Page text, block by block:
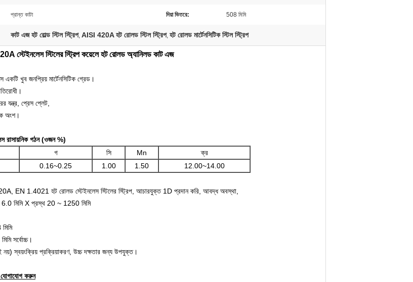
প্রান্ত কাটা দিয়া ভিতরে: 508 মিমি
কাট এজ হট রোল্ড স্টিল স্ট্রিপ, AISI 420A হট রোলড স্টিল স্ট্রিপ, হট রোলড মার্টেনসিটিক স্টিল স্ট্রিপ
স্টেইনলেস স্টিলের স্ট্রিপ কয়েলে হট রোলড অ্যানিলড কাট এজ
খুব জনপ্রিয় মার্টেনসিটিক গ্রেড।
যন্ত্র, প্রেস প্লেট,
অংশ।
রাসায়নিক গঠন (ওজন %)
গ সি Mn
ক্র
0.16~0.25 1.00 1.50 12.00~14.00
EN 1.4021 হট রোলড স্টেইনলেস স্টিলের স্ট্রিপ, আচারযুক্ত 1D প্রদান করি, আবদ্ধ অবস্থা,
মিমি X প্রস্থ 20 ~ 1250 মিমি
সর্বোচ্চ।
স্বয়ংক্রিয় প্রক্রিয়াকরণ, উচ্চ দক্ষতার জন্য উপযুক্ত।
যোগাযোগ করুন